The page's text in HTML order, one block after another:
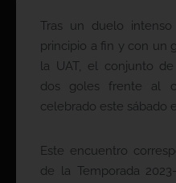
Tras un duelo
principio a fin y con un
la UAT, el conjunto
dos goles frente al
celebrado este sábado
Este encuentro
de la Temporada